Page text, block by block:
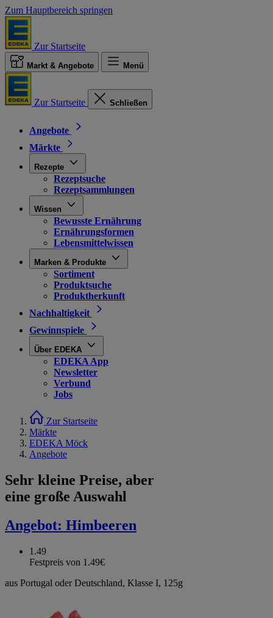
Zum Hauptbereich springen
Zur Startseite
Markt & Angebote Menü
Zur Startseite Schließen
Angebote
Märkte
Rezepte
Rezeptsuche
Rezeptsammlungen
Wissen
Bewusste Ernährung
Ernährungsformen
Lebensmittelwissen
Marken & Produkte
Sortiment
Produktsuche
Produktherkunft
Nachhaltigkeit
Gewinnspiele
Über EDEKA
EDEKA App
Newsletter
Verbund
Jobs
Zur Startseite
Märkte
EDEKA Möck
Angebote
Sehr kleine Preise, aber
eine große Auswahl
Angebot: Himbeeren
1.49
Festpreis von 1.49€
aus Portugal oder Deutschland, Klasse I, 125g